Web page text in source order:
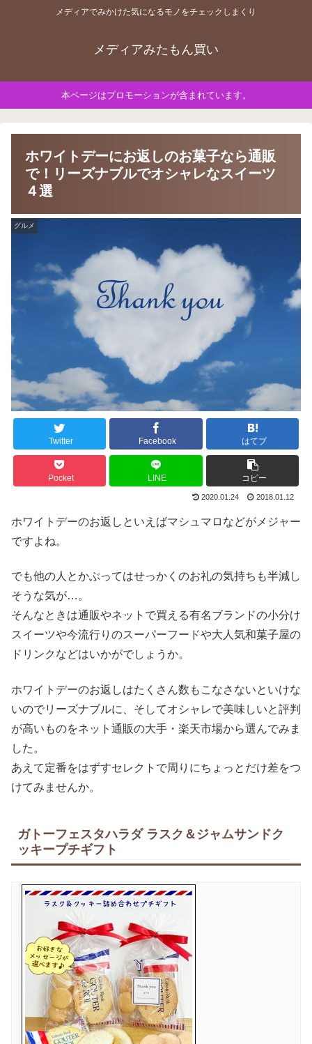
メディアでみかけた気になるモノをチェックしまくり
メディアみたもん買い
本ページはプロモーションが含まれています。
ホワイトデーにお返しのお菓子なら通販
で！リーズナブルでオシャレなスイーツ
４選
グルメ
Twitter Facebook はてブ
Pocket LINE コピー
2020.01.24 2018.01.12
ホワイトデーのお返しといえばマシュマロなどがメジャー
ですよね。
でも他の人とかぶってはせっかくのお礼の気持ちも半減し
そうな気が…。
そんなときは通販やネットで買える有名ブランドの小分け
スイーツや今流行りのスーパーフードや大人気和菓子屋の
ドリンクなどはいかがでしょうか。
ホワイトデーのお返しはたくさん数もこなさないといけな
いのでリーズナブルに、そしてオシャレで美味しいと評判
が高いものをネット通販の大手・楽天市場から選んでみま
した。
あえて定番をはずすセレクトで周りにちょっとだけ差をつ
けてみませんか。
ガトーフェスタハラダ ラスク＆ジャムサンドク
ッキープチギフト